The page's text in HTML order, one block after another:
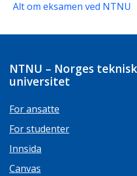
Alt om eksamen ved NTNU
NTNU – Norges
universitet
For ansatte
For studenter
Innsida
Canvas